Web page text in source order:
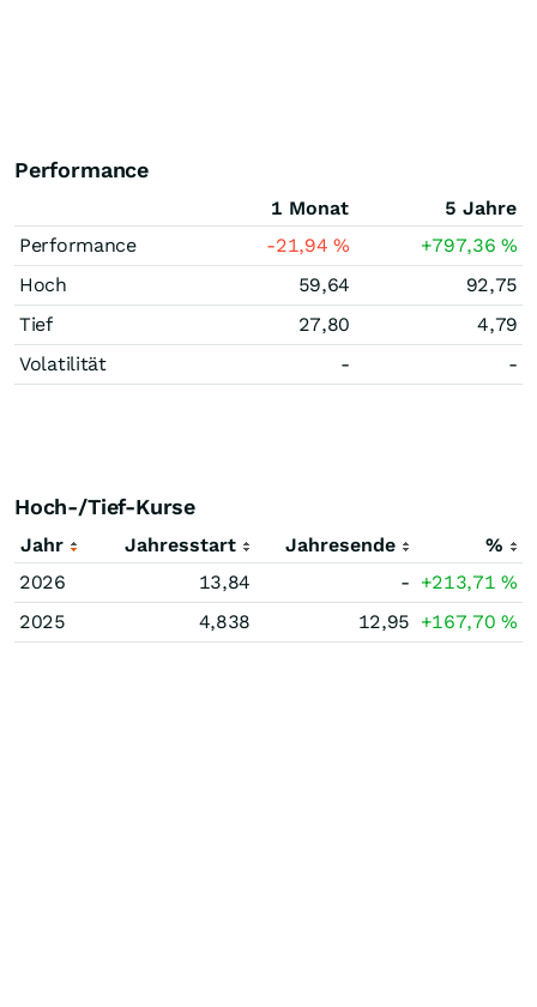
Performance
1 Monat
5 Jahre
Performance
-21,94% +797,36%
Hoch
59,64
92,75
Tief
27,80
4,79
Volatilität
- -
Hoch-/Tief-Kurse
Jahr Jahresstart Jahresende
%
2026
13,84 - +213,71%
2025
4,838 12,95 +167,70%